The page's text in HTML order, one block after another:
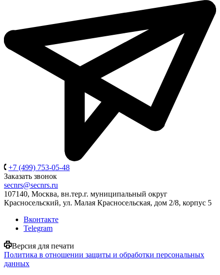
+7 (499) 753-05-48
Заказать звонок
secnrs@secnrs.ru
107140, Москва, вн.тер.г. муниципальный округ
Красносельский, ул. Малая Красносельская, дом 2/8, корпус 5
Вконтакте
Telegram
Версия для печати
Политика в отношении защиты и обработки персональных
данных